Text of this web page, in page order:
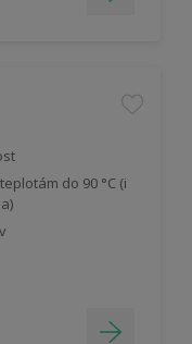
do 90 °C (i